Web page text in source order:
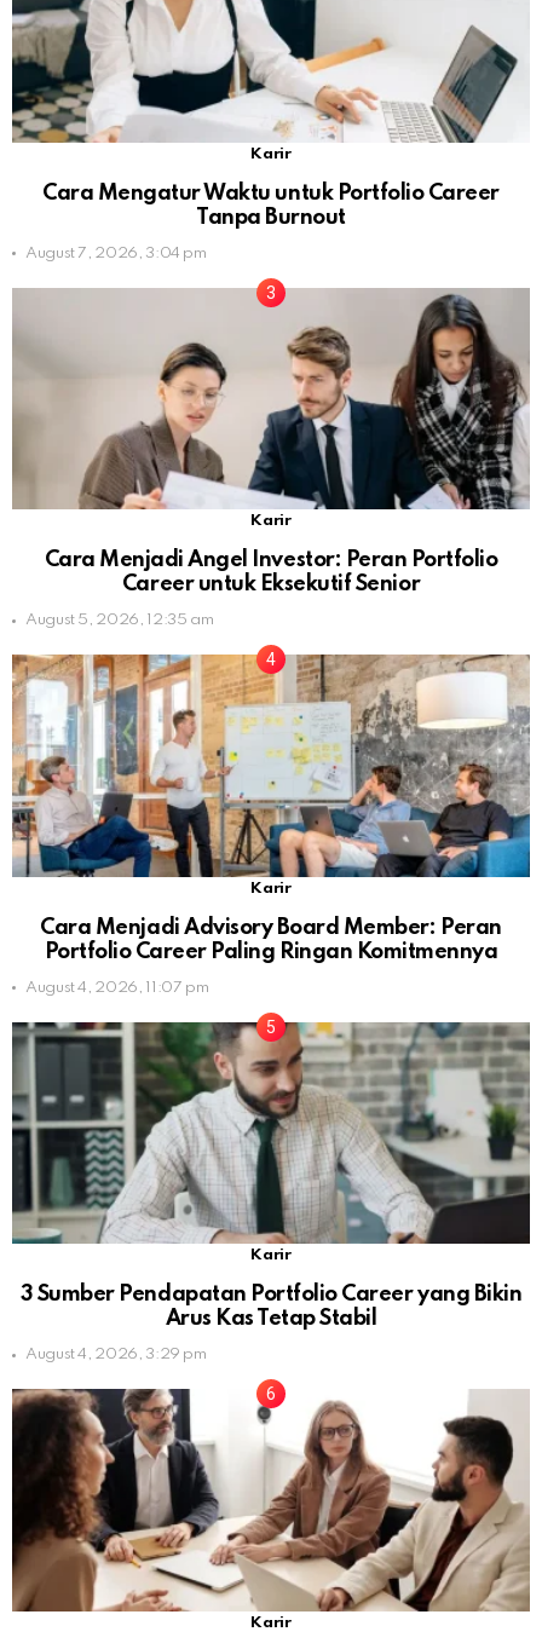
Karir
Cara Mengatur Waktu untuk Portfolio Career
Tanpa Burnout
August 7, 2026, 3:04 pm
Karir
Cara Menjadi Angel Investor: Peran Portfolio
Career untuk Eksekutif Senior
August 5, 2026, 12:35 am
Karir
Cara Menjadi Advisory Board Member: Peran
Portfolio Career Paling Ringan Komitmennya
August 4, 2026, 11:07 pm
Karir
3 Sumber Pendapatan Portfolio Career yang Bikin
Arus Kas Tetap Stabil
August 4, 2026, 3:29 pm
Karir